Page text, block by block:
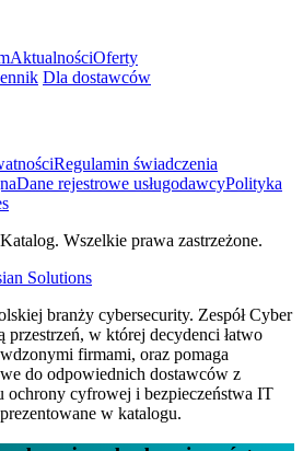
AktualnościOferty
Dla dostawców
Regulamin świadczenia
Dane rejestrowe usługodawcyPolityka
Wszelkie prawa zastrzeżone.
Solutions
branży cybersecurity. Zespół Cyber
w której decydenci łatwo
firmami, oraz pomaga
do odpowiednich dostawców z
ochrony cyfrowej i bezpieczeństwa IT
w katalogu.